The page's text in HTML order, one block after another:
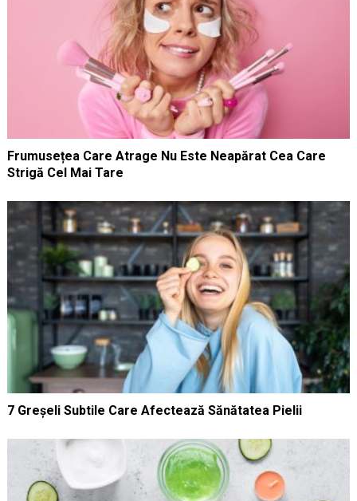
Frumusețea Care Atrage Nu Este Neapărat Cea Care
Strigă Cel Mai Tare
7 Greșeli Subtile Care Afectează Sănătatea Pielii